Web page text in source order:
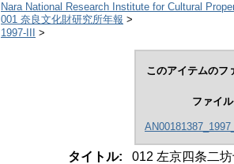
Nara National Research Institute for Cultural
001 奈良文化財研究所年報 >
1997-III
>
このアイテムのフ
ファイル
タイトル:
012 左京四条二